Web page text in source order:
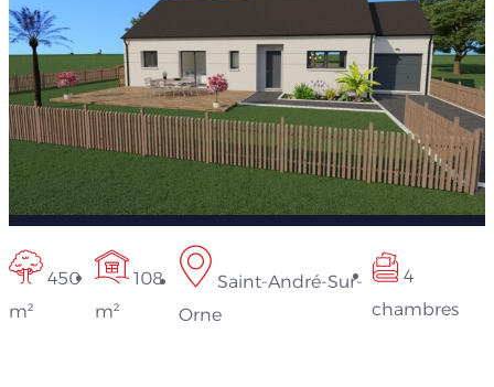
450
m²
108
m²
Saint-André-Sur-
Orne
4
chambres